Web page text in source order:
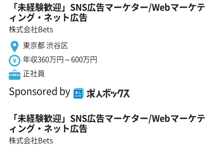
「未経験歓迎」SNS広告マーケター/Webマーケテ
ィング・ネット広告
株式会社Bets
東京都 渋谷区
年収360万円～600万円
正社員
Sponsored by
「未経験歓迎」SNS広告マーケター/Webマーケテ
ィング・ネット広告
株式会社Bets